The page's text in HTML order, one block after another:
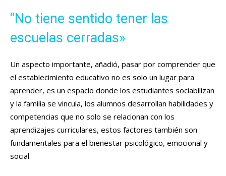
“No tiene sentido tener las
escuelas cerradas»
Un aspecto importante, añadió, pasar por comprender que
el establecimiento educativo no es solo un lugar para
aprender, es un espacio donde los estudiantes sociabilizan
y la familia se vincula, los alumnos desarrollan habilidades y
competencias que no solo se relacionan con los
aprendizajes curriculares, estos factores también son
fundamentales para el bienestar psicológico, emocional y
social.